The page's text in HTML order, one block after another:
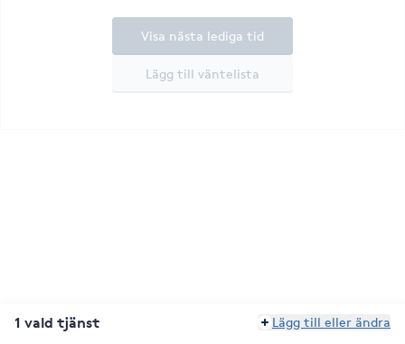
Lägg till väntelista
Visa nästa lediga tid
1 vald tjänst Lägg till eller ändra